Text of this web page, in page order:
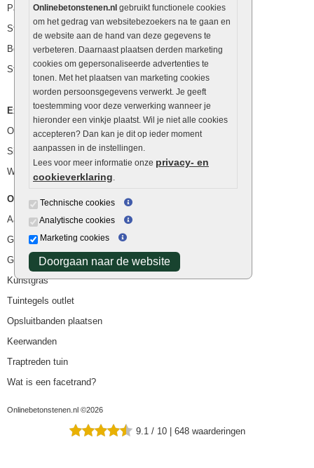
Onlinebetonstenen.nl gebruikt functionele cookies
om het gedrag van websitebezoekers na te gaan en
de website aan de hand van deze gegevens te
verbeteren. Daarnaast plaatsen derden marketing
cookies om gepersonaliseerde advertenties te
tonen. Met het plaatsen van marketing cookies
worden persoonsgegevens verwerkt. Je geeft
toestemming voor deze verwerking wanneer je
hieronder een vinkje plaatst. Wil je niet alle cookies
accepteren? Dan kan je dit op ieder moment
aanpassen in de instellingen.
Lees voor meer informatie onze privacy- en
cookieverklaring
Technische cookies
Analytische cookies
Marketing cookies
Doorgaan naar de website
Palissaden
Stapelblokken
Betonblokken
Stapelstenen
Extra benodigdheden
Ophoogzand
Siergrind en siersplit
Waterafvoer
Overig
Aanbiedingen
Goedkope bestrating
Goedkope tuintegels
Kunstgras
Tuintegels outlet
Opsluitbanden plaatsen
Keerwanden
Traptreden tuin
Wat is een facetrand?
Onlinebetonstenen.nl ©2026
9.1 / 10 | 648 waarderingen